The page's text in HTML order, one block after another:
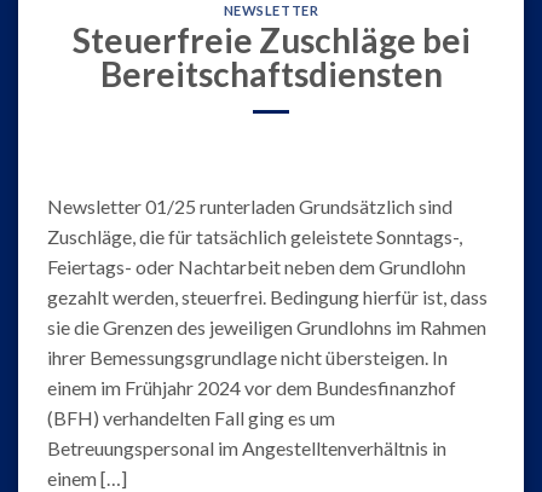
NEWSLETTER
Steuerfreie Zuschläge bei
Bereitschaftsdiensten
Newsletter 01/25 runterladen Grundsätzlich sind
Zuschläge, die für tatsächlich geleistete Sonntags-,
Feiertags- oder Nachtarbeit neben dem Grundlohn
gezahlt werden, steuerfrei. Bedingung hierfür ist, dass
sie die Grenzen des jeweiligen Grundlohns im Rahmen
ihrer Bemessungsgrundlage nicht übersteigen. In
einem im Frühjahr 2024 vor dem Bundesfinanzhof
(BFH) verhandelten Fall ging es um
Betreuungspersonal im Angestelltenverhältnis in
einem […]